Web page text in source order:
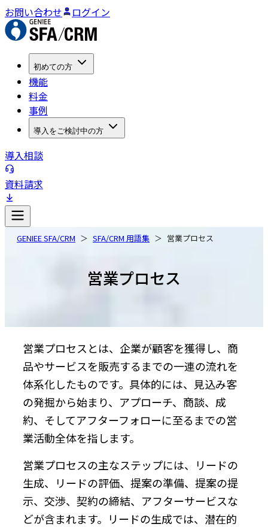
お問い合わせ ログイン
初めての方
機能
料金
事例
導入をご検討中の方
導入相談
資料請求
GENIEE SFA/CRM SFA/CRM 用語集 営業プロセス
営業プロセス
営業プロセスとは、企業が顧客を獲得し、商
品やサービスを販売するまでの一連の流れを
体系化したものです。具体的には、見込み客
の発掘から始まり、アプローチ、商談、成
約、そしてアフターフォローに至るまでの営
業活動全体を指します。
営業プロセスの主なステップには、リードの
生成、リードの評価、提案の準備、提案の提
示、交渉、契約の締結、アフターサービスな
どが含まれます。リードの生成では、潜在的